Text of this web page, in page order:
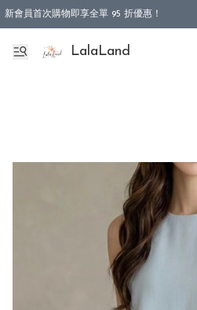
新會員首次購物即享全單 95 折優惠！
特選會員可享全單低至 9 折優惠！
LalaLand